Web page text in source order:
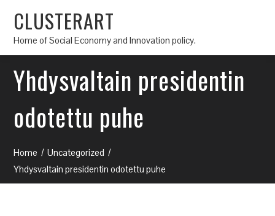
CLUSTERART
Home of Social Economy and Innovation policy.
Yhdysvaltain presidentin
odotettu puhe
Home
Uncategorized
Yhdysvaltain presidentin odotettu puhe